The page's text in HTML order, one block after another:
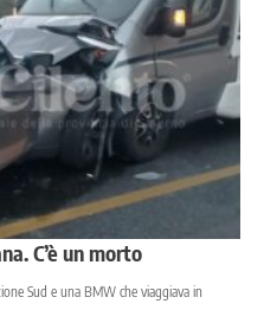
C’è un morto
Sud e una BMW che viaggiava in